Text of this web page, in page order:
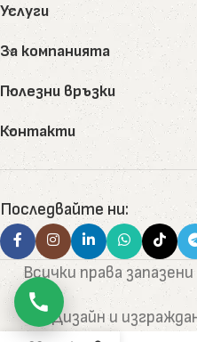
Услуги
За компанията
Полезни връзки
Контакти
Последвайте ни:
Всички права запазени
Дизайн и